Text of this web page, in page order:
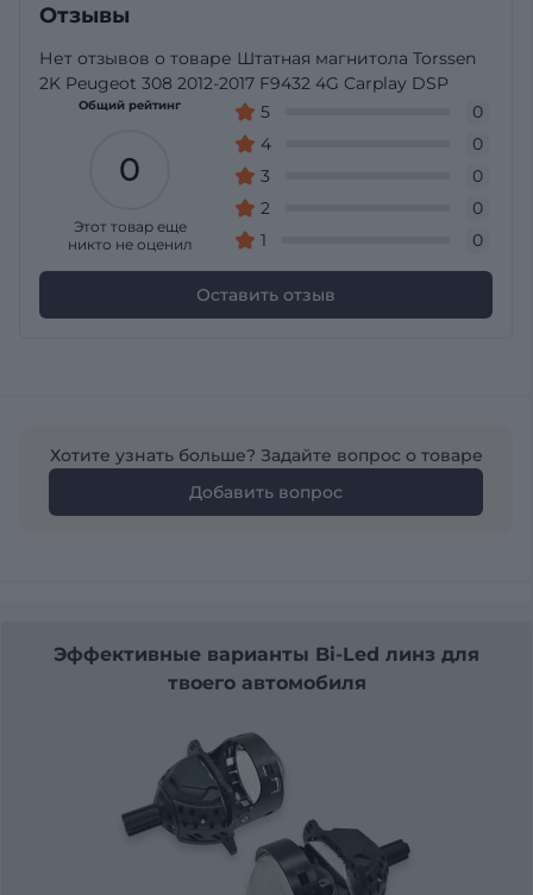
Отзывы
Нет отзывов о товаре Штатная магнитола Torssen
2K Peugeot 308 2012-2017 F9432 4G Carplay DSP
Общий рейтинг
0
Этот товар еще
никто не оценил
5
0
4
0
3
0
2
0
1
0
Оставить отзыв
Хотите узнать больше? Задайте вопрос о товаре
Добавить вопрос
Эффективные варианты Bi-Led линз для
твоего автомобиля